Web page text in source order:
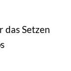
das Setzen